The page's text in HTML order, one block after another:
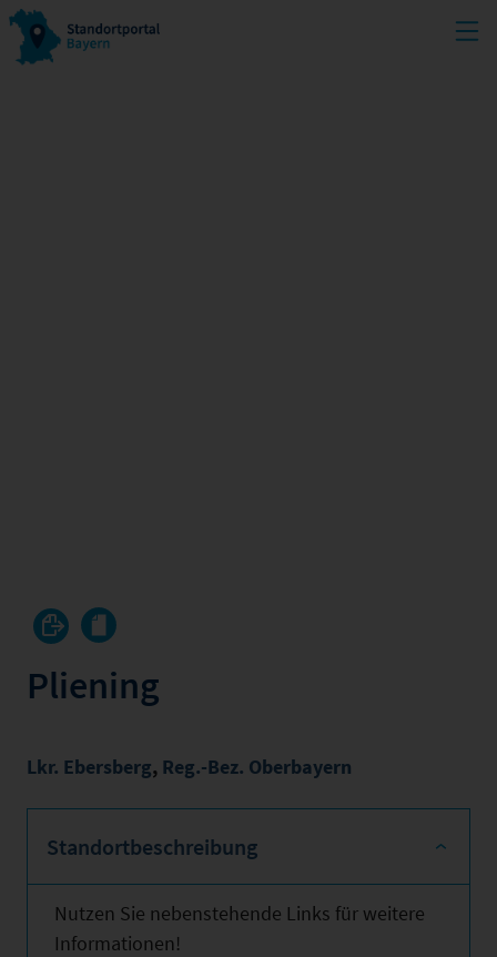
Pliening
Lkr. Ebersberg, Reg.-Bez. Oberbayern
Standortbeschreibung
Nutzen Sie nebenstehende Links für weitere
Informationen!